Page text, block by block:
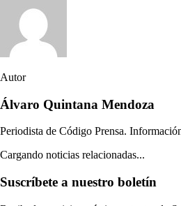
Autor
Álvaro Quintana Mendoza
Periodista de Código Prensa.
Cargando noticias relacionadas...
Suscríbete a nuestro boletín